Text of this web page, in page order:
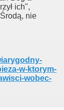
ich",
nie
w-ktorym-
wobec-